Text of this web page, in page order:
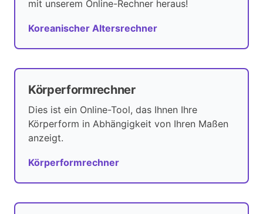
mit unserem Online-Rechner heraus!
Koreanischer Altersrechner
Körperformrechner
Dies ist ein Online-Tool, das Ihnen Ihre
Körperform in Abhängigkeit von Ihren Maßen
anzeigt.
Körperformrechner